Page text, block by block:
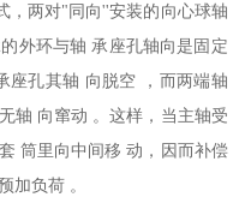
，两对"同向''安装的向心球轴
外环与轴 承座孔轴向是固定
座孔其轴 向脱空 ，而两端轴
轴 向窜动 。这样，当主轴受
筒里向中间移 动，因而补偿
加负荷 。